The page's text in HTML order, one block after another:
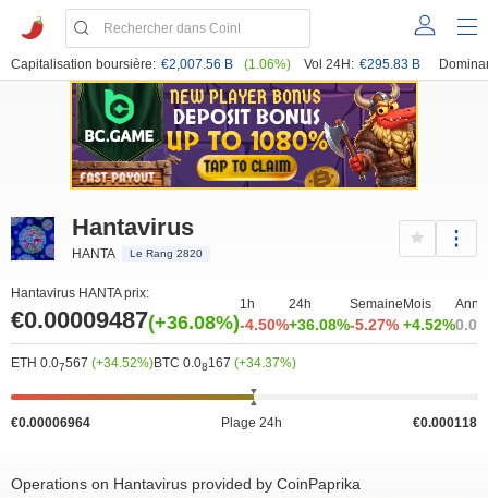
Capitalisation boursière: €2,007.56 B (1.06%) Vol 24H: €295.83 B
Hantavirus
HANTA Le Rang 2820
Hantavirus HANTA prix:
€0.00009487(+36.08%)
1h
-4.50%
24h
+36.08%
Semaine
-5.27%
Mois
+4.52%
ETH 0.07567 (+34.52%)BTC 0.08167 (+34.37%)
€0.00006964 Plage 24h €0.000118
Operations on Hantavirus provided by CoinPaprika